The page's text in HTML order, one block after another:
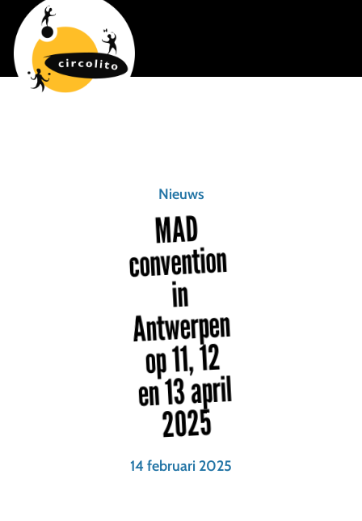
Nieuws
MAD
convention
in
Antwerpen
op 11, 12
en 13 april
2025
14 februari 2025